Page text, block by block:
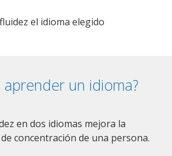
el idioma elegido
aprender un idioma?
en dos idiomas mejora la
concentración de una persona.